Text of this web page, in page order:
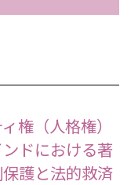
権（人格権）
ドにおける著
護と法的救済